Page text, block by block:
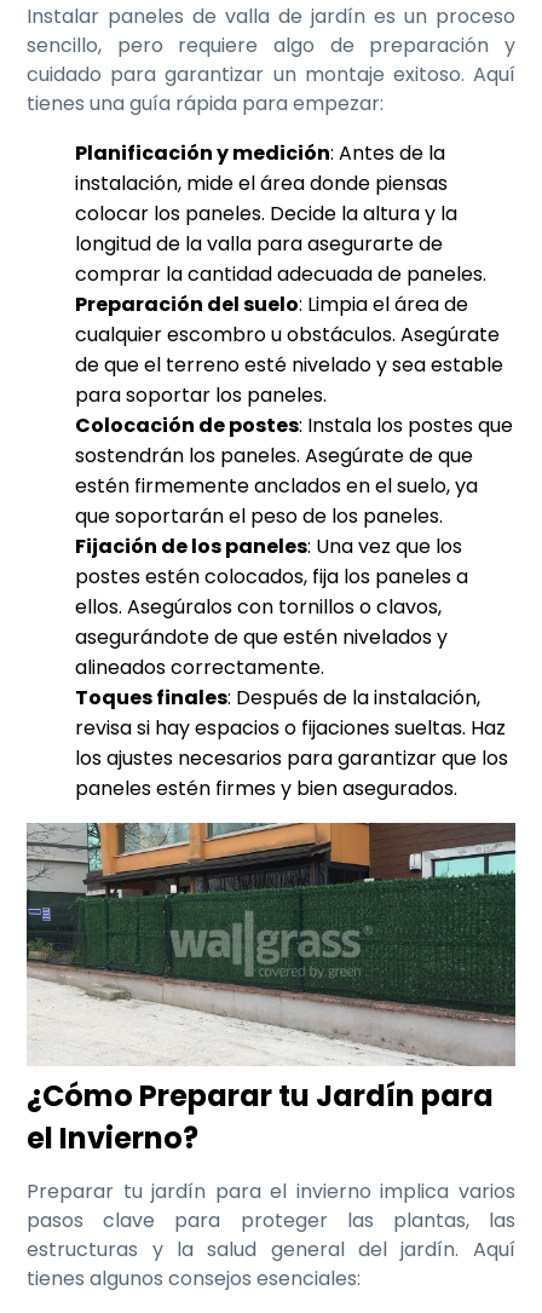
Instalar paneles de valla de jardín es un proceso
sencillo, pero requiere algo de preparación y
cuidado para garantizar un montaje exitoso. Aquí
tienes una guía rápida para empezar:
Planificación y medición: Antes de la
instalación, mide el área donde piensas
colocar los paneles. Decide la altura y la
longitud de la valla para asegurarte de
comprar la cantidad adecuada de paneles.
Preparación del suelo: Limpia el área de
cualquier escombro u obstáculos. Asegúrate
de que el terreno esté nivelado y sea estable
para soportar los paneles.
Colocación de postes: Instala los postes que
sostendrán los paneles. Asegúrate de que
estén firmemente anclados en el suelo, ya
que soportarán el peso de los paneles.
Fijación de los paneles: Una vez que los
postes estén colocados, fija los paneles a
ellos. Asegúralos con tornillos o clavos,
asegurándote de que estén nivelados y
alineados correctamente.
Toques finales: Después de la instalación,
revisa si hay espacios o fijaciones sueltas. Haz
los ajustes necesarios para garantizar que los
paneles estén firmes y bien asegurados.
¿Cómo Preparar tu Jardín para
el Invierno?
Preparar tu jardín para el invierno implica varios
pasos clave para proteger las plantas, las
estructuras y la salud general del jardín. Aquí
tienes algunos consejos esenciales: